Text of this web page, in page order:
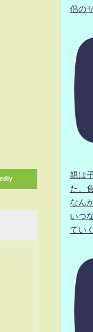
侶の
親は
た。
なん
いつ
てい